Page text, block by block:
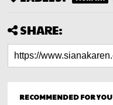
SHARE:
RECOMMENDED FOR YOU